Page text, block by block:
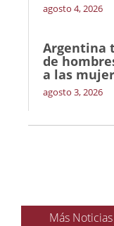
agosto 4, 2026
Argentina
de
a las
agosto 3, 2026
Más Noticias